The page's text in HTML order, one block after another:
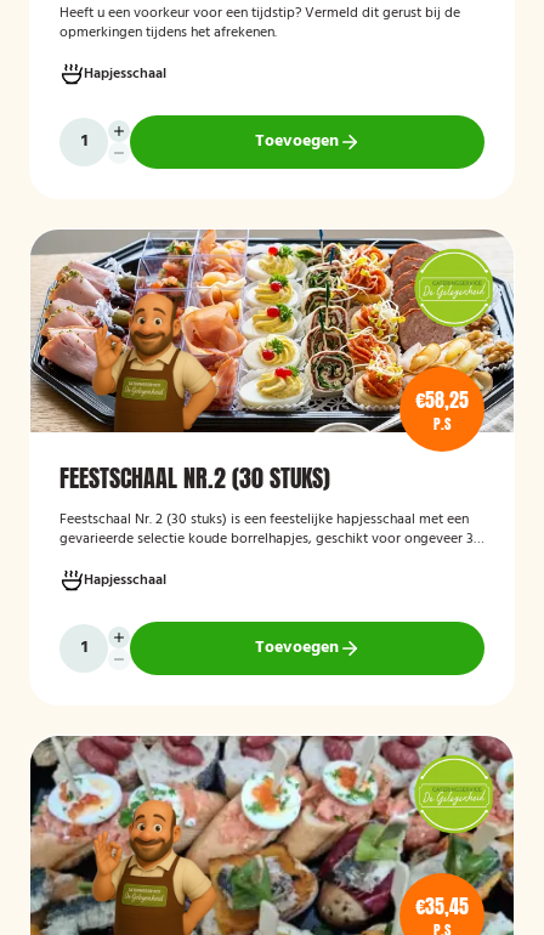
Heeft u een voorkeur voor een tijdstip? Vermeld dit gerust bij de
opmerkingen tijdens het afrekenen.
Hapjesschaal
Toevoegen
€58,25
P.S
FEESTSCHAAL NR.2 (30 STUKS)
Feestschaal Nr. 2 (30 stuks) is een feestelijke hapjesschaal met een
gevarieerde selectie koude borrelhapjes, geschikt voor ongeveer 30
feestelijke gelegenheden en biedt een gemakkelijke, kant-en-klare
oplossing voor het serveren van smakelijke hapjes aan uw gasten.
Hapjesschaal
Toevoegen
€35,45
P.S